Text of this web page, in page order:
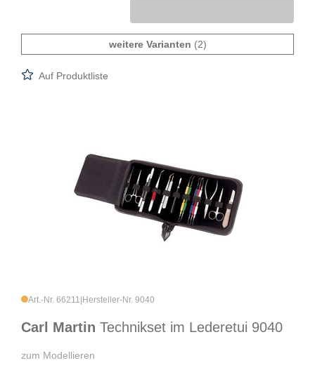
weitere Varianten (2)
Auf Produktliste
Art.-Nr. 66211 Hersteller-Nr. 9040
Carl Martin Technikset im Lederetui 9040
zum Modellieren